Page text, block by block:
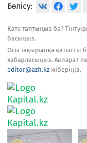
Бөлісу:
Қате таптыңыз ба?
басыңыз.
Осы тақырыпқа қатысты
хабарласыңыз. Ақпарат
editor@azh.kz жіберіңіз.